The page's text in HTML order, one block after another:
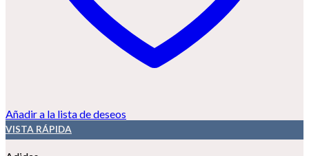
Añadir a la lista de deseos
VISTA RÁPIDA